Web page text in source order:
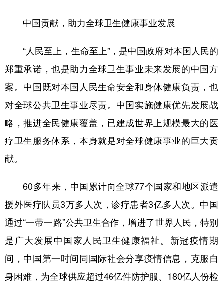
中国贡献，助力全球卫生健康事业发展
“人民至上，生命至上”，是中国政府对本国人民的
郑重承诺，也是助力全球卫生事业未来发展的中国方
案。中国既对本国人民生命安全和身体健康负责，也
对全球公共卫生事业尽责。中国实施健康优先发展战
略，推进全民健康覆盖，已建成世界上规模最大的医
疗卫生服务体系，本身就是对全球健康事业的巨大贡
献。
60多年来，中国累计向全球77个国家和地区派遣
援外医疗队员3万多人次，诊疗患者3亿多人次。中国
通过“一带一路”公共卫生合作，增进了世界人民，特别
是广大发展中国家人民卫生健康福祉。新冠疫情期
间，中国第一时间同国际社会分享疫情信息，克服自
身困难，为全球供应超过46亿件防护服、180亿人份检